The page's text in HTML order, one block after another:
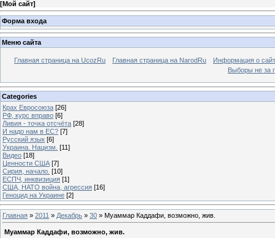
[Мой сайт]
Форма входа
Меню сайта
Главная страница на UcozRu Главная страница на NarodRu
Информация о
Выборы не за
Categories
Крах Евросоюза [26]
РФ, курс вправо [6]
Ливия - точка отсчёта [28]
И надо нам в ЕС? [7]
Русский язык [6]
Украина. Нацизм. [11]
Видео [18]
Ценности США [7]
Сирия, начало. [10]
ЕСПЧ, инквизиция [1]
США, НАТО война, агрессия [16]
Геноцид на Украине [2]
Главная » 2011 » Декабрь » 30 » Муаммар Каддафи, возможно, жив.
Муаммар Каддафи, возможно, жив.